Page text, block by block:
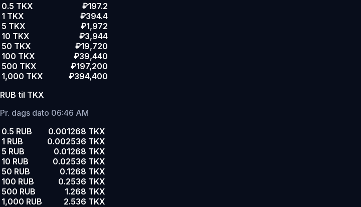
0.5 TKX
₽197.2
1 TKX
₽394.4
5 TKX
₽1,972
10 TKX
₽3,944
50 TKX
₽19,720
100 TKX
₽39,440
500 TKX
₽197,200
1,000 TKX
₽394,400
RUB til TKX
Pr. dags dato 06:46 AM
0.5 RUB
0.001268 TKX
1 RUB
0.002536 TKX
5 RUB
0.01268 TKX
10 RUB
0.02536 TKX
50 RUB
0.1268 TKX
100 RUB
0.2536 TKX
500 RUB
1.268 TKX
1,000 RUB
2.536 TKX